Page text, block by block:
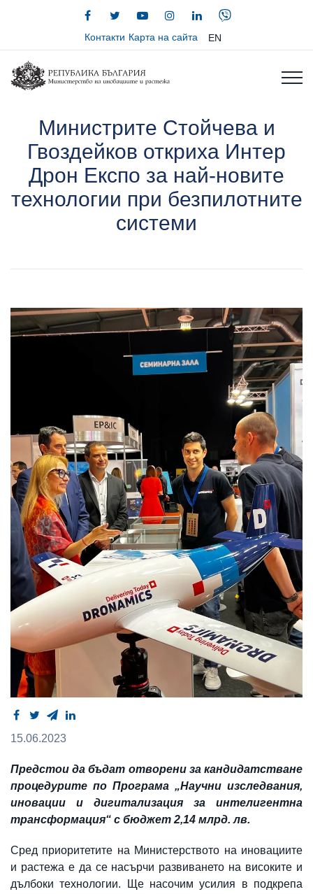
Контакти Карта на сайта EN
Министрите Стойчева и
Гвоздейков откриха Интер
Дрон Експо за най-новите
технологии при безпилотните
системи
15.06.2023
Предстои да бъдат отворени за кандидатстване
процедурите по Програма „Научни изследвания,
иновации и дигитализация за интелигентна
трансформация“ с бюджет 2,14 млрд. лв.
Сред приоритетите на Министерството на иновациите
и растежа е да се насърчи развиването на високите и
дълбоки технологии. Ще насочим усилия в подкрепа